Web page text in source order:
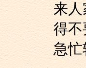
来
得
急